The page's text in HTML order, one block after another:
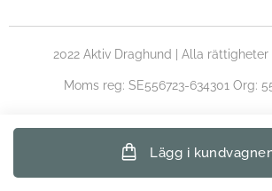
Lägg i
2022 Aktiv Draghund | Alla rättigheter
Moms reg: SE556723-634301 Org: